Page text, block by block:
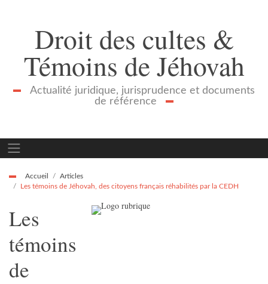
Droit des cultes &
Témoins de Jéhovah
Actualité juridique, jurisprudence et documents
de référence
Accueil
Articles
Les témoins de Jéhovah, des citoyens français réhabilités par la CEDH
Les
témoins
de